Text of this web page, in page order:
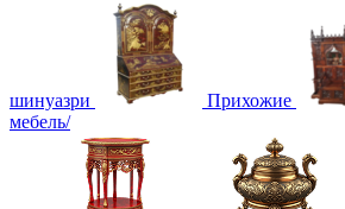
шинуазри Прихожие
мебель/